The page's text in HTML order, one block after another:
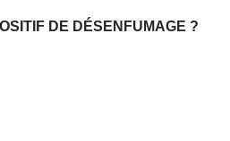
DE DÉSENFUMAGE ?